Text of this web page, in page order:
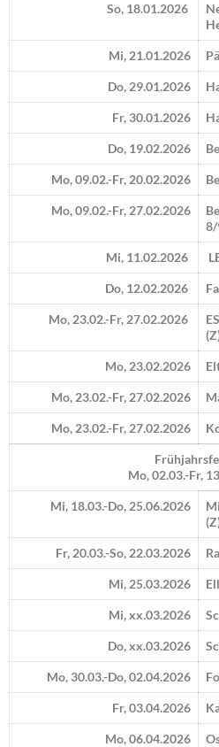
So, 18.01.2026
Mi, 21.01.2026
Do, 29.01.2026
Fr, 30.01.2026
Do, 19.02.2026
Mo, 09.02.-Fr, 20.02.2026
Mo, 09.02.-Fr, 27.02.2026
Mi, 11.02.2026
Do, 12.02.2026
Mo, 23.02.-Fr, 27.02.2026
Mo, 23.02.2026
Mo, 23.02.-Fr, 27.02.2026
Mo, 23.02.-Fr, 27.02.2026
Mo, 02.03.-Fr,
Mi, 18.03.-Do, 25.06.2026
Fr, 20.03.-So, 22.03.2026
Mi, 25.03.2026
Mi, xx.03.2026
Do, xx.03.2026
Mo, 30.03.-Do, 02.04.2026
Fr, 03.04.2026
Mo, 06.04.2026